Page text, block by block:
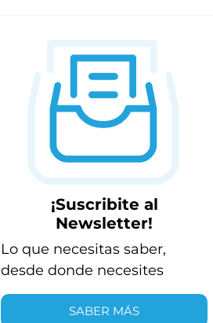
¡Suscribite al
Newsletter!
Lo que necesitas saber,
desde donde necesites
SABER MÁS